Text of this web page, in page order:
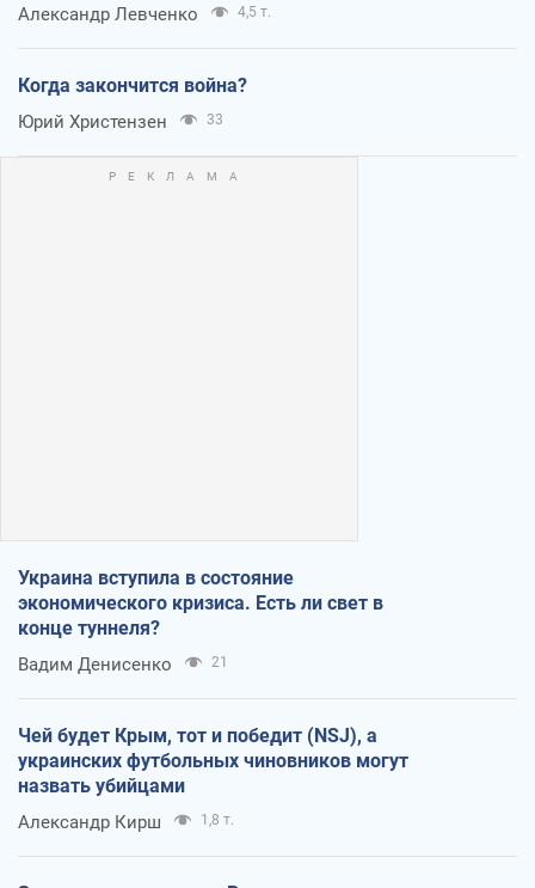
Александр Левченко 4,5 т.
Когда закончится война?
Юрий Христензен 33
Украина вступила в состояние
экономического кризиса. Есть ли свет в
конце туннеля?
Вадим Денисенко 21
Чей будет Крым, тот и победит (NSJ), а
украинских футбольных чиновников могут
назвать убийцами
Александр Кирш 1,8 т.